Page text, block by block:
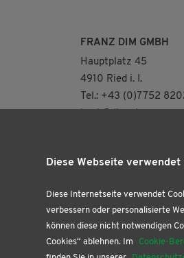
FRANZ DIM GMBH
Hauptplatz 45
4910 Ried i. I.
Tel.: +43 (0)7752
UNSERE
DI: 8.30 – 12.30 |
DO: 9.00 – 12.30 Uhr
FR: 9.00 – 12.30 |
SA: 9.00 – 12.00 Uhr
Diese Webseite verwendet
Diese Internetseite verwendet
verbessern oder personalisierte
können diese nicht notwendigen
Cookies“ ablehnen. Im
Cookie-